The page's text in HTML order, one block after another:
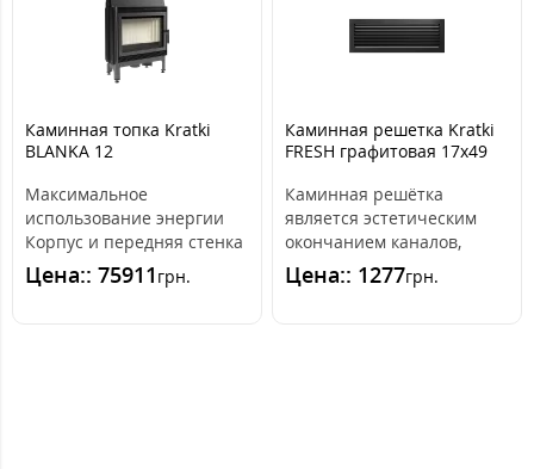
Каминная топка Kratki
BLANKA 12
Максимальное
использование энергии
Корпус и передняя стенка
топки выдерживают
действие высоких темпе..
Цена:: 75911 грн.
Каминная решетка Kratki
FRESH графитовая 17x49
Каминная решётка
является эстетическим
окончанием каналов,
распределяющих горячий
воздух из камина. ..
Цена:: 1277грн.